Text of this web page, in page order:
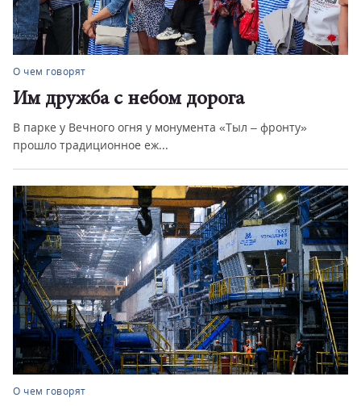
О чем говорят
Им дружба с небом дорога
В парке у Вечного огня у монумента «Тыл – фронту»
прошло традиционное еж...
О чем говорят